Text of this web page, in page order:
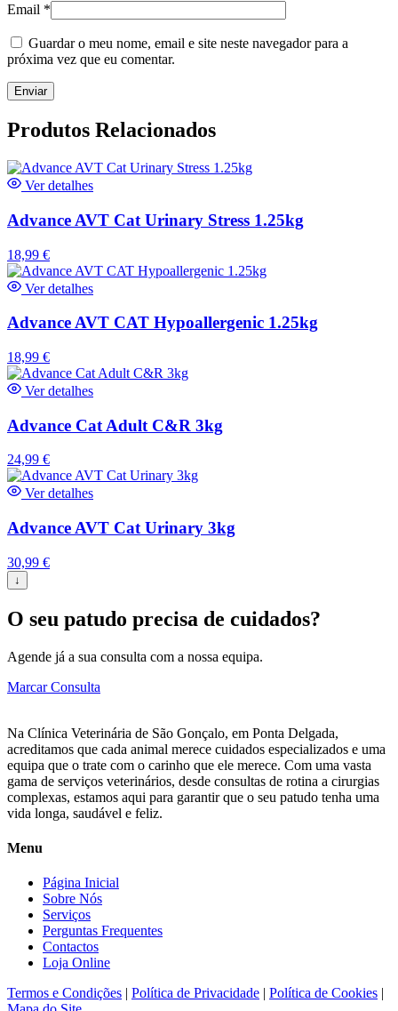
Email *
Guardar o meu nome, email e site neste navegador para a
próxima vez que eu comentar.
Produtos Relacionados
Ver detalhes
Advance AVT Cat Urinary Stress 1.25kg
18,99 €
Ver detalhes
Advance AVT CAT Hypoallergenic 1.25kg
18,99 €
Ver detalhes
Advance Cat Adult C&R 3kg
24,99 €
Ver detalhes
Advance AVT Cat Urinary 3kg
30,99 €
↓
O seu patudo precisa de cuidados?
Agende já a sua consulta com a nossa equipa.
Marcar Consulta
Na Clínica Veterinária de São Gonçalo, em Ponta Delgada,
acreditamos que cada animal merece cuidados especializados e uma
equipa que o trate com o carinho que ele merece. Com uma vasta
gama de serviços veterinários, desde consultas de rotina a cirurgias
complexas, estamos aqui para garantir que o seu patudo tenha uma
vida longa, saudável e feliz.
Menu
Página Inicial
Sobre Nós
Serviços
Perguntas Frequentes
Contactos
Loja Online
Termos e Condições | Política de Privacidade | Política de Cookies |